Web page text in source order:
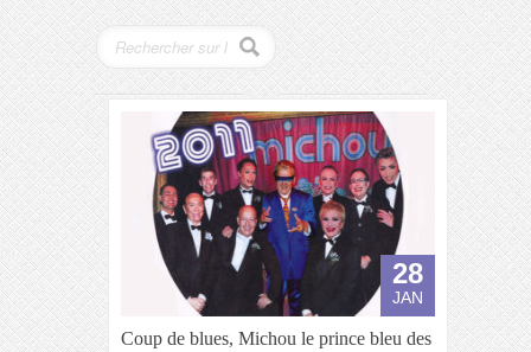
28
JAN
Coup de blues, Michou le prince bleu des